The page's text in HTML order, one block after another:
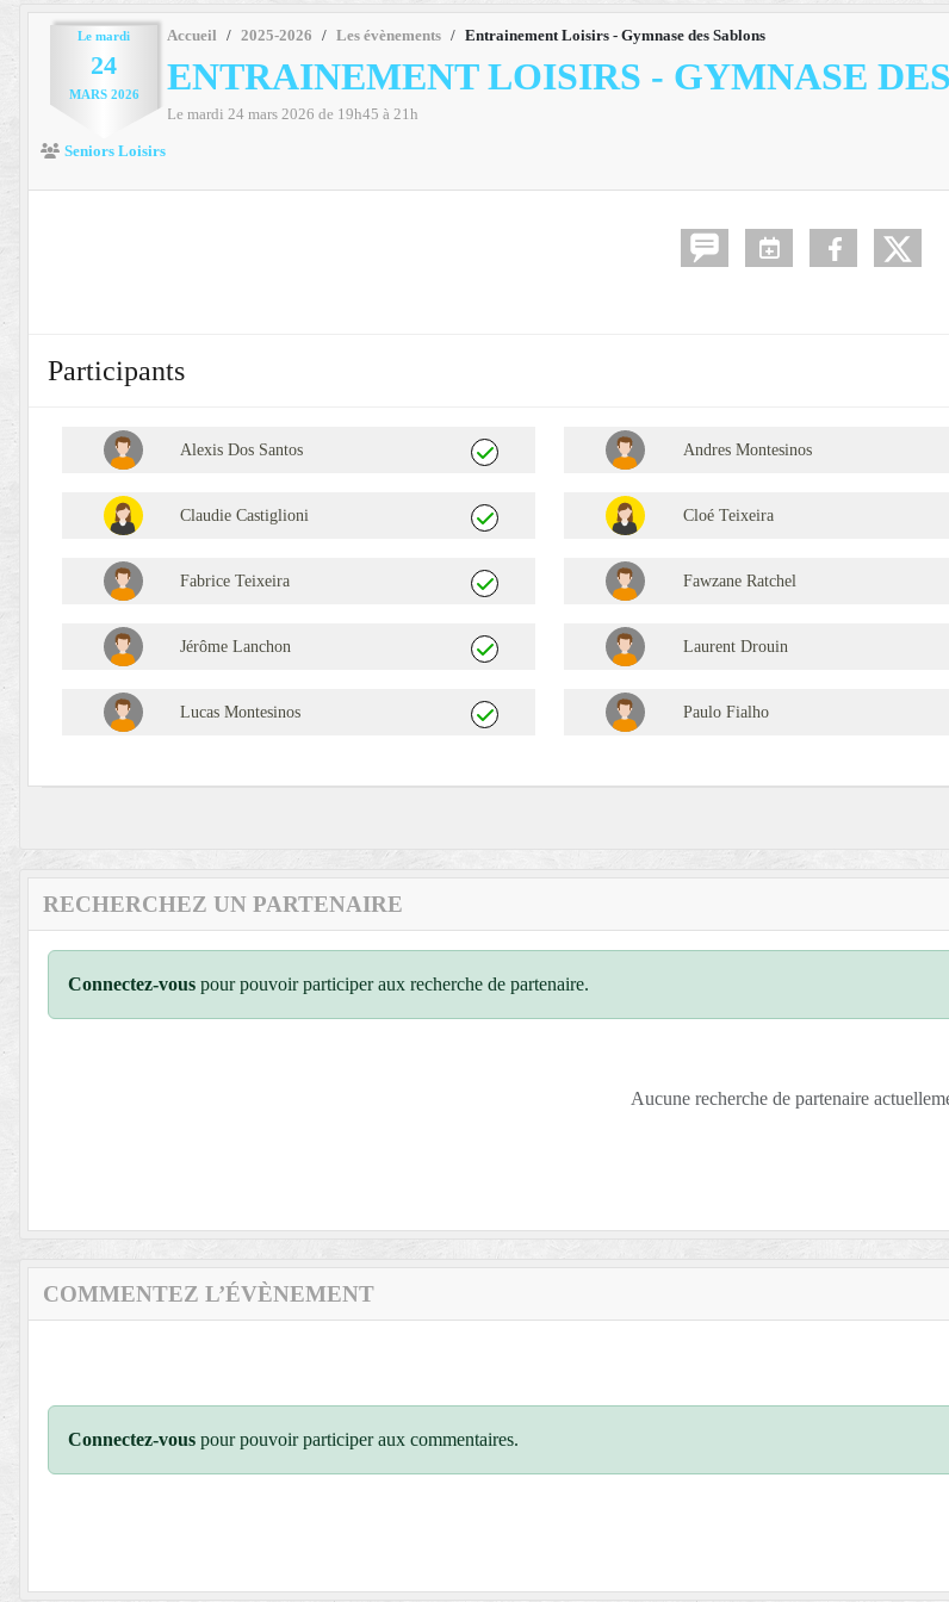
Le mardi
24
MARS 2026
Accueil 2025-2026 Les évènements Entrainement Loisirs - Gymnase des Sablons
ENTRAINEMENT LOISIRS - GYMNASE
Le mardi 24 mars 2026 de 19h45 à 21h
Seniors Loisirs
Participants
Alexis Dos Santos Andres Montesinos
Claudie Castiglioni Cloé Teixeira
Fabrice Teixeira Fawzane Ratchel
Jérôme Lanchon Laurent Drouin
Lucas Montesinos Paulo Fialho
RECHERCHEZ UN PARTENAIRE
Connectez-vous pour pouvoir participer aux recherche de partenaire.
Aucune recherche de partenaire
COMMENTEZ L’ÉVÈNEMENT
Connectez-vous pour pouvoir participer aux commentaires.